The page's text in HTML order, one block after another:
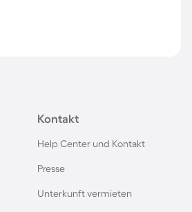
Kontakt
Help Center und Kontakt
Presse
Unterkunft vermieten